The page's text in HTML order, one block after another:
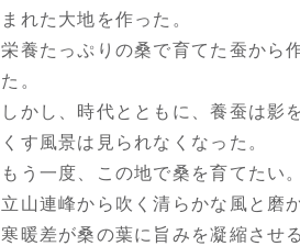
まれた大地を作った。
栄養たっぷりの桑で育てた蚕から
た。
しかし、時代とともに、養蚕は影
くす風景は見られなくなった。
もう一度、この地で桑を育てたい。
立山連峰から吹く清らかな風と磨
寒暖差が桑の葉に旨みを凝縮させる